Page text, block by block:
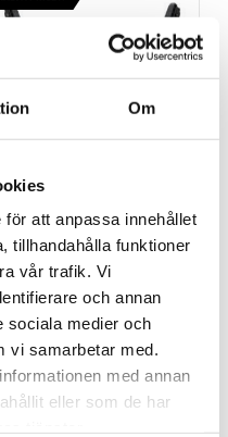
Om
att anpassa innehållet
tillhandahålla funktioner
vår trafik. Vi
och annan
sociala medier och
vi samarbetar med.
med annan
eller som de har
THULE DOCKGLIDE
Horisontell kajakhållare
1 495 kr
3 145 kr